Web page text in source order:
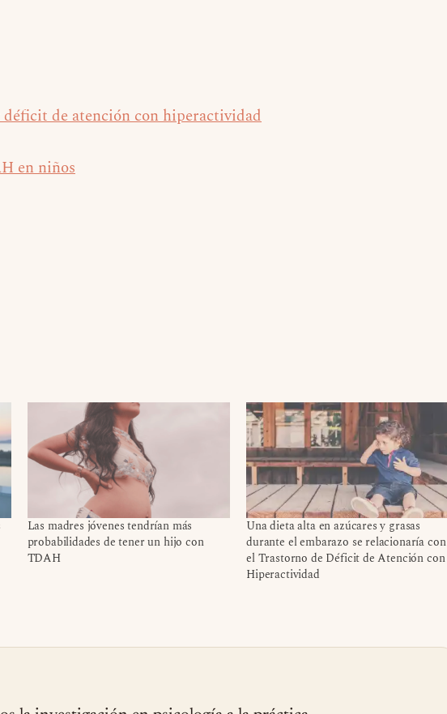
de atención con hiperactividad
en niños
Las madres jóvenes tendrían más
probabilidades de tener un hijo con
TDAH
Una dieta alta en azúcares y grasas
durante el embarazo se relacionaría con
el Trastorno de Déficit de Atención con
Hiperactividad